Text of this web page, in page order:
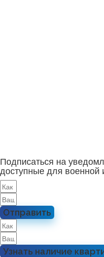
Подписаться на
доступные для военной
Отправить
Узнать наличие